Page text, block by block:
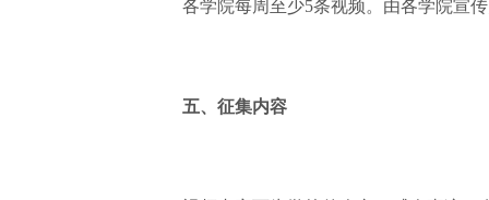
各学院每周至少5条视频。由各学院宣传
五、征集内容